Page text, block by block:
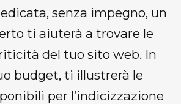
senza impegno, un
ti aiuterà a trovare le
del tuo sito web. In
budget, ti illustrerà le
per l’indicizzazione